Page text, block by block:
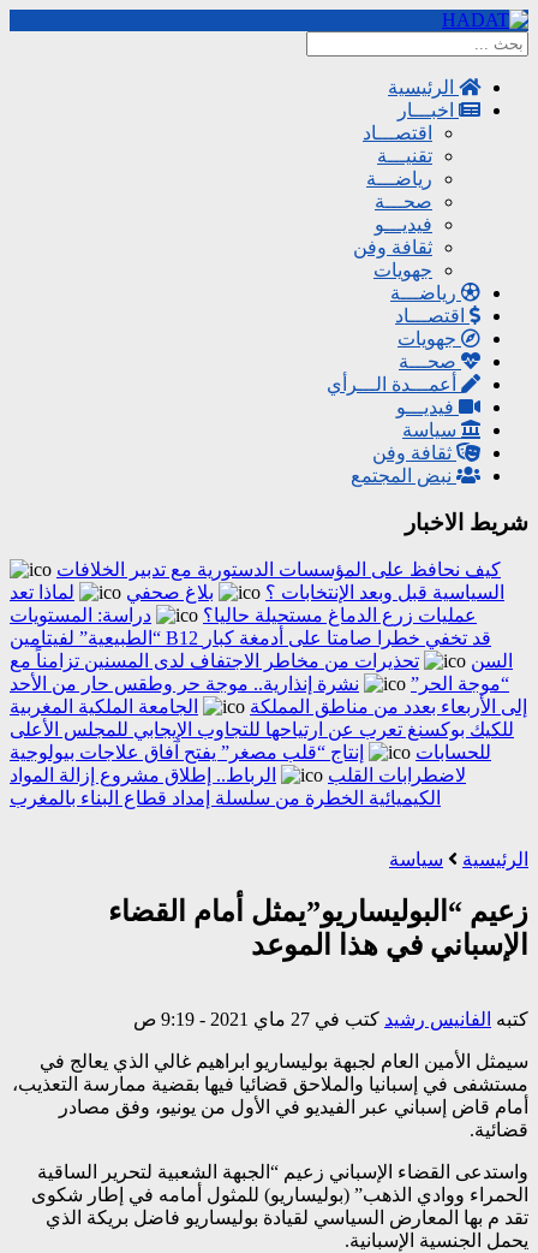
الرئيسية
اخبـــار
اقتصـــاد
تقنيـــة
رياضـــة
صحـــة
فيديـــو
ثقافة وفن
جهويات
رياضـــة
اقتصـــاد
جهويات
صحـــة
أعمـــدة الـــرأي
فيديـــو
سياسة
ثقافة وفن
نبض المجتمع
شريط الاخبار
كيف نحافظ على المؤسسات الدستورية مع تدبير الخلافات
السياسية قبل وبعد الإنتخابات ؟
بلاغ صحفي
لماذا تعد
عمليات زرع الدماغ مستحيلة حاليا؟
دراسة: المستويات
“الطبيعية” لفيتامين B12 قد تخفي خطرا صامتا على أدمغة كبار
السن
تحذيرات من مخاطر الاجتفاف لدى المسنين تزامناً مع
“موجة الحر”
نشرة إنذارية.. موجة حر وطقس حار من الأحد
إلى الأربعاء بعدد من مناطق المملكة
الجامعة الملكية المغربية
للكيك بوكسنغ تعرب عن ارتياحها للتجاوب الإيجابي للمجلس الأعلى
للحسابات
إنتاج “قلب مصغر” يفتح آفاق علاجات بيولوجية
لاضطرابات القلب
الرباط.. إطلاق مشروع إزالة المواد
الكيميائية الخطرة من سلسلة إمداد قطاع البناء بالمغرب
الرئيسية سياسة
زعيم “البوليساريو”يمثل أمام القضاء
الإسباني في هذا الموعد
كتبه الفانيس رشيد كتب في 27 ماي 2021 - 9:19 ص
سيمثل الأمين العام لجبهة بوليساريو ابراهيم غالي الذي يعالج في
مستشفى في إسبانيا والملاحق قضائيا فيها بقضية ممارسة التعذيب،
أمام قاض إسباني عبر الفيديو في الأول من يونيو، وفق مصادر
قضائية.
واستدعى القضاء الإسباني زعيم “الجبهة الشعبية لتحرير الساقية
الحمراء ووادي الذهب” (بوليساريو) للمثول أمامه في إطار شكوى
تقد م بها المعارض السياسي لقيادة بوليساريو فاضل بريكة الذي
يحمل الجنسية الإسبانية.